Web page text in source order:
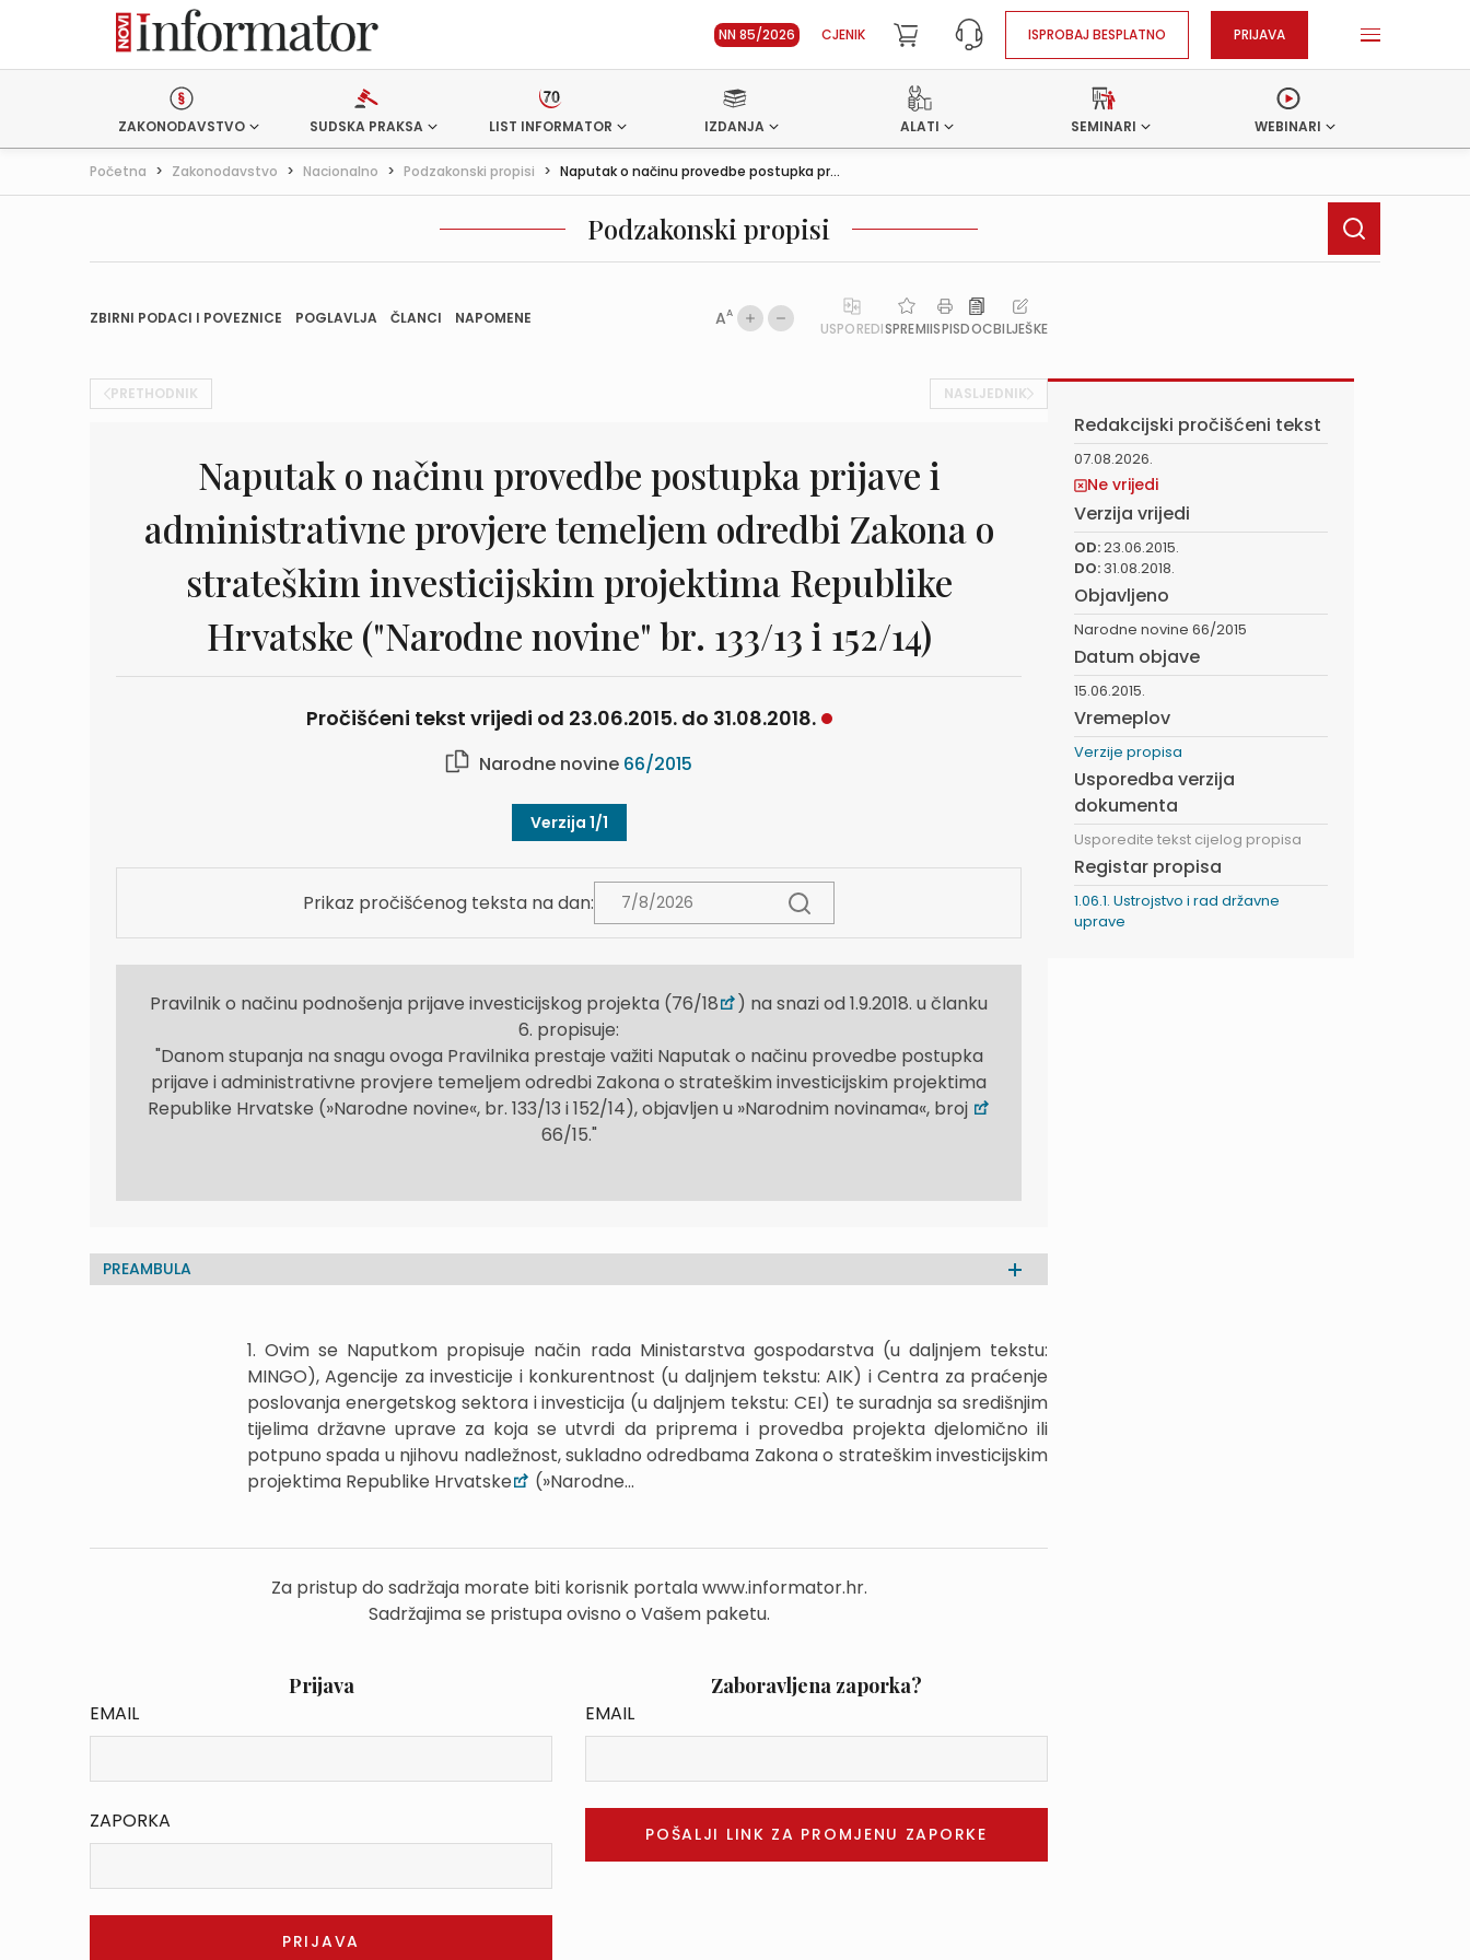
NN 85/2026 CJENIK ISPROBAJ BESPLATNO PRIJAVA
ZAKONODAVSTVO SUDSKA PRAKSA LIST INFORMATOR IZDANJA ALATI SEMINARI WEBINARI
Početna > Zakonodavstvo > Nacionalno > Podzakonski propisi > Naputak o načinu provedbe postupka pr...
Podzakonski propisi
ZBIRNI PODACI I POVEZNICE POGLAVLJA ČLANCI NAPOMENE AA
USPOREDISPREMIISPISDOCBILJEŠKE
PRETHODNIK NASLJEDNIK
Naputak o načinu provedbe postupka prijave i
administrativne provjere temeljem odredbi Zakona o
strateškim investicijskim projektima Republike
Hrvatske ("Narodne novine" br. 133/13 i 152/14)
Pročišćeni tekst vrijedi od 23.06.2015. do 31.08.2018.
Narodne novine 66/2015
Verzija 1/1
Prikaz pročišćenog teksta na dan:
Pravilnik o načinu podnošenja prijave investicijskog projekta (76/18
) na snazi od 1.9.2018. u članku
6. propisuje:
"Danom stupanja na snagu ovoga Pravilnika prestaje važiti Naputak o načinu provedbe postupka
prijave i administrativne provjere temeljem odredbi Zakona o strateškim investicijskim projektima
Republike Hrvatske (»Narodne novine«, br. 133/13 i 152/14), objavljen u »Narodnim novinama«, broj
66/15."
PREAMBULA
1. Ovim se Naputkom propisuje način rada Ministarstva gospodarstva (u daljnjem tekstu:
MINGO), Agencije za investicije i konkurentnost (u daljnjem tekstu: AIK) i Centra za praćenje
poslovanja energetskog sektora i investicija (u daljnjem tekstu: CEI) te suradnja sa središnjim
tijelima državne uprave za koja se utvrdi da priprema i provedba projekta djelomično ili
potpuno spada u njihovu nadležnost, sukladno odredbama Zakona o strateškim investicijskim
projektima Republike Hrvatske
(»Narodne...
Za pristup do sadržaja morate biti korisnik portala www.informator.hr.
Sadržajima se pristupa ovisno o Vašem paketu.
Prijava
EMAIL
ZAPORKA
Zaboravljena zaporka?
EMAIL
Redakcijski pročišćeni tekst
07.08.2026.
Ne vrijedi
Verzija vrijedi
OD:23.06.2015.
DO: 31.08.2018.
Objavljeno
Narodne novine 66/2015
Datum objave
15.06.2015.
Vremeplov
Verzije propisa
Usporedba verzija
dokumenta
Usporedite tekst cijelog propisa
Registar propisa
1.06.1. Ustrojstvo i rad državne
uprave